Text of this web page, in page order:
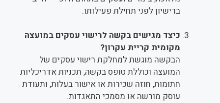
ברישיון לפני תחילת פעילותו.
כיצד מגישים בקשה לרישוי עסקים במועצה
מקומית קריית עקרון?
הבקשה מוגשת למחלקת רישוי עסקים של
המועצה וכוללת טופס בקשה, תכניות אדריכליות
חתומות, חוזה שכירות או אישור בעלות, ותעודת
עוסק מורשה או מסמכי התאגדות.